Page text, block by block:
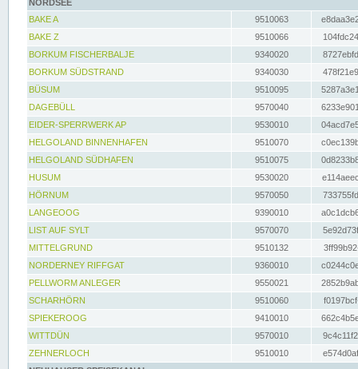
NORDSEE
BAKE A
9510063
BAKE Z
9510066
BORKUM FISCHERBALJE
9340020
BORKUM SÜDSTRAND
9340030
BÜSUM
9510095
DAGEBÜLL
9570040
EIDER-SPERRWERK AP
9530010
HELGOLAND BINNENHAFEN
9510070
HELGOLAND SÜDHAFEN
9510075
HUSUM
9530020
HÖRNUM
9570050
LANGEOOG
9390010
LIST AUF SYLT
9570070
MITTELGRUND
9510132
NORDERNEY RIFFGAT
9360010
PELLWORM ANLEGER
9550021
SCHARHÖRN
9510060
SPIEKEROOG
9410010
WITTDÜN
9570010
ZEHNERLOCH
9510010